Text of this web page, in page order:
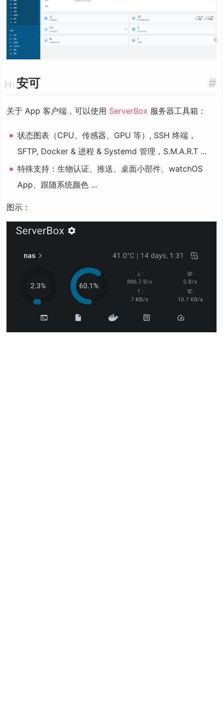
#
安可
关于 App 客户端，可以使用 ServerBox 服务器工具箱：
状态图表（CPU、传感器、GPU 等）, SSH 终端，
SFTP, Docker & 进程 & Systemd 管理，S.M.A.R.T ...
特殊支持：生物认证、推送、桌面小部件、watchOS
App、跟随系统颜色 ...
图示：